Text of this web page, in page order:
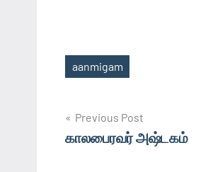
Tags
aanmigam
Post
navigation
Previous Post
காலபைரவர் அஷ்டகம்